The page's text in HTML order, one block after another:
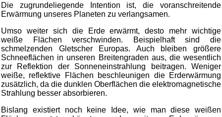
Die zugrundeliegende Intention ist, die voranschreitende
Erwärmung unseres Planeten zu verlangsamen.
Umso weiter sich die Erde erwärmt, desto mehr wichtige
weiße Flächen verschwinden. Beispielhaft sind die
schmelzenden Gletscher Europas. Auch bleiben größere
Schneeflächen in unseren Breitengraden aus, die wesentlich
zur Reflektion der Sonneneinstrahlung beitragen. Weniger
weiße, reflektive Flächen beschleunigen die Erderwärmung
zusätzlich, da die dunklen Oberflächen die elektromagnetische
Strahlung besser absorbieren.
Bislang existiert noch keine Idee, wie man diese weißen